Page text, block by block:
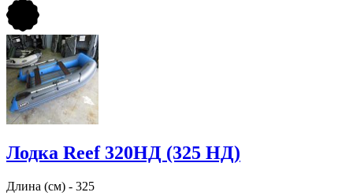
Лодка Reef 320НД (325 НД)
Длина (см) - 325